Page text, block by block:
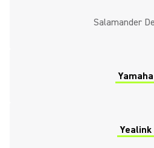
Salamander
Yamaha
Yealink